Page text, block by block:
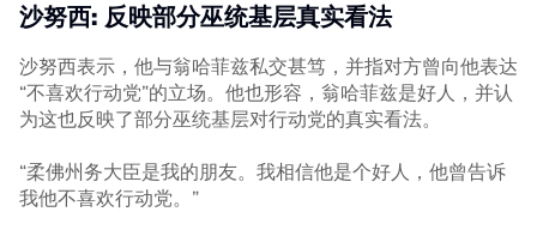
沙努西: 反映部分巫统基层真实看法
沙努西表示，他与翁哈菲兹私交甚笃，并指对方曾向他表达
“不喜欢行动党”的立场。他也形容，翁哈菲兹是好人，并认
为这也反映了部分巫统基层对行动党的真实看法。
“柔佛州务大臣是我的朋友。我相信他是个好人，他曾告诉
我他不喜欢行动党。”